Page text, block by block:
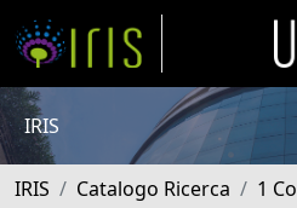
IRIS
IRIS Catalogo Ricerca
1